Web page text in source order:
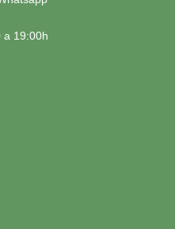
a 19:00h